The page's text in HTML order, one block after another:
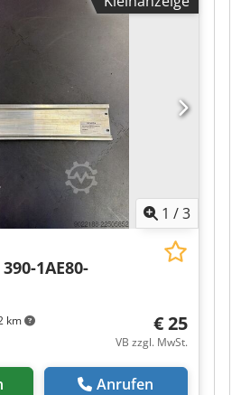
1 /3
km
390-1AE80-
€ 25
VB zzgl. MwSt.
Anrufen